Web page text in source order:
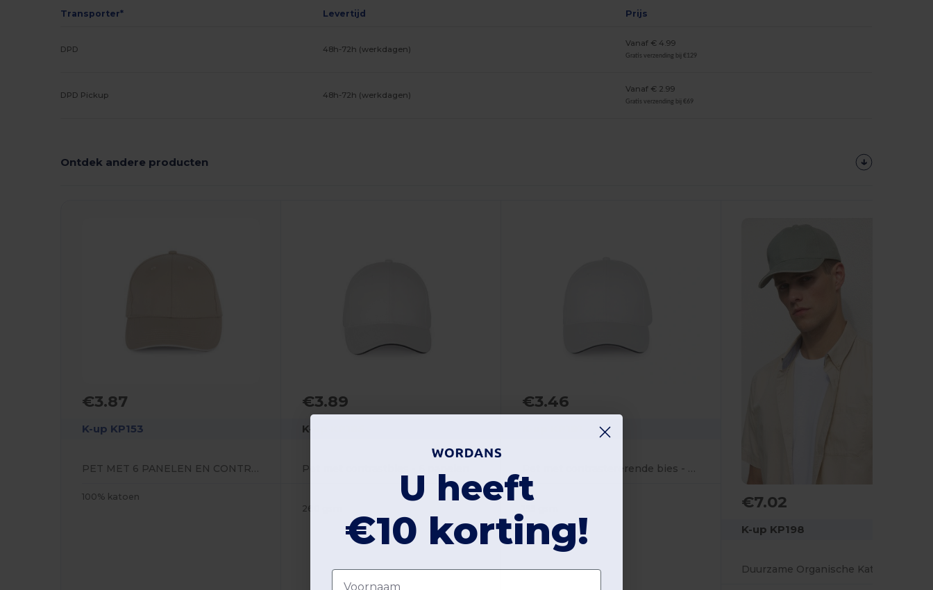
Transporter* Levertijd Prijs
DPD 48h-72h (werkdagen)
Vanaf € 4.99
Gratis verzending bij €129
DPD Pickup 48h-72h (werkdagen)
Vanaf € 2.99
Gratis verzending bij €69
Ontdek andere producten
€3.87
K-up KP153
PET MET 6 PANELEN EN CONTRASTERENDE BIES
100% katoen
€3.89
K-up KP185
Pet met contrastbies - 6 panelen
260 gsm
€3.46
Pet met contrastererende bies - 6 panelen
€7.02
K-up KP198
U heeft
€10 korting!
Voornaam